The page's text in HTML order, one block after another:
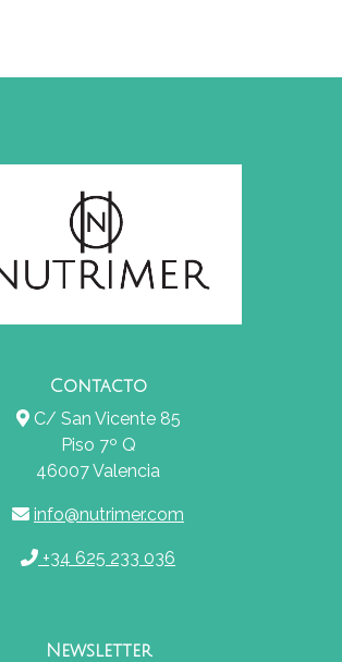
Contacto
C/ San Vicente 85
Piso 7º Q
46007 Valencia
info@nutrimer.com
+34 625 233 036
Newsletter